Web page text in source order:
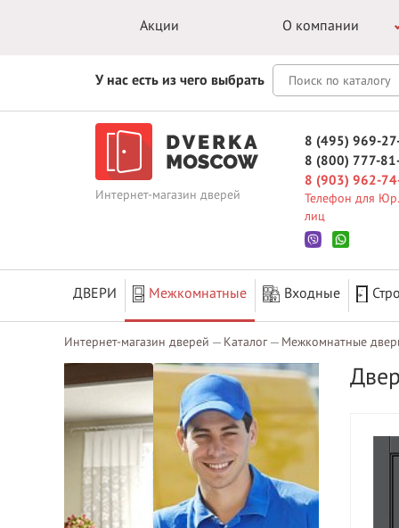
Акции О компании
У нас есть из чего выбрать
Интернет-магазин дверей
8 (495) 969-
8 (800) 777-
8 (903) 962-
Телефон для Юр.
лиц
ДВЕРИ Межкомнатные Входные
Интернет-магазин дверей Каталог Межкомнатные